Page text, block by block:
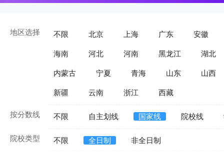
地区选择 不限 北京 上海 广东 安徽
海南 河北 河南 黑龙江 湖北
内蒙古 宁夏 青海 山东 山西
新疆 云南 浙江 西藏
按分数线 不限 自主划线 国家线 院校线
院校类型 不限 全日制 非全日制